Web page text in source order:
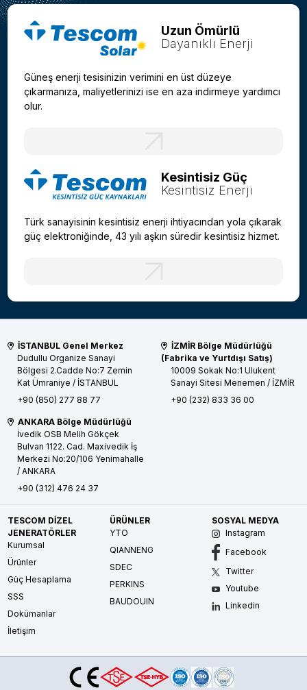
Uzun Ömürlü
Dayanıklı Enerji
Güneş enerji tesisinizin verimini en üst düzeye
çıkarmanıza, maliyetlerinizi ise en aza indirmeye yardımcı
olur.
Kesintisiz Güç
Kesintisiz Enerji
Türk sanayisinin kesintisiz enerji ihtiyacından yola çıkarak
güç elektroniğinde, 43 yılı aşkın süredir kesintisiz hizmet.
İSTANBUL Genel Merkez
Dudullu Organize Sanayi
Bölgesi 2.Cadde No:7 Zemin
Kat Ümraniye / İSTANBUL
+90 (850) 277 88 77
İZMİR Bölge Müdürlüğü
(Fabrika ve Yurtdışı Satış)
10009 Sokak No:1 Ulukent
Sanayi Sitesi Menemen / İZMİR
+90 (232) 833 36 00
ANKARA Bölge Müdürlüğü
İvedik OSB Melih Gökçek
Bulvarı 1122. Cad. Maxivedik İş
Merkezi No:20/106 Yenimahalle
/ ANKARA
+90 (312) 476 24 37
TESCOM DİZEL
JENERATÖRLER
Kurumsal
Ürünler
Güç Hesaplama
SSS
Dokümanlar
İletişim
ÜRÜNLER
YTO
QIANNENG
SDEC
PERKINS
BAUDOUIN
SOSYAL MEDYA
Instagram
Facebook
Twitter
Youtube
Linkedin